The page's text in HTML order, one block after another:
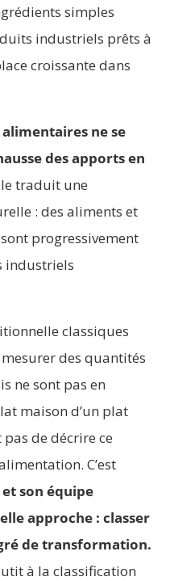
simples
industriels prêts à
croissante dans
ne se
des apports en
traduit une
: des aliments et
progressivement
industriels
classiques
des quantités
ne sont pas en
maison d’un plat
de décrire ce
C’est
son équipe
approche : classer
de transformation.
à la classification